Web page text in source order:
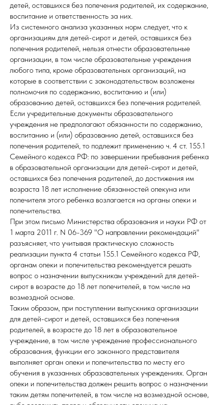
детей, оставшихся без попечения родителей, их содержание,
воспитание и ответственность за них.
Из системного анализа указанных норм следует, что к
организациям для детей-сирот и детей, оставшихся без
попечения родителей, нельзя отнести образовательные
организации, в том числе образовательные учреждения
любого типа, кроме образовательных организаций, на
которые в соответствии с законодательством возложены
полномочия по содержанию, воспитанию и (или)
образованию детей, оставшихся без попечения родителей.
Если учредительные документы образовательного
учреждения не предполагают обязанности по содержанию,
воспитанию и (или) образованию детей, оставшихся без
попечения родителей, то подлежит применению ч. 4 ст. 155.1
Семейного кодекса РФ: по завершении пребывания ребенка
в образовательной организации для детей-сирот и детей,
оставшихся без попечения родителей, до достижения им
возраста 18 лет исполнение обязанностей опекуна или
попечителя этого ребенка возлагается на органы опеки и
попечительства.
При этом письмо Министерства образования и науки РФ от
1 марта 2011 г. N 06-369 "О направлении рекомендаций"
разъясняет, что учитывая практическую сложность
реализации пункта 4 статьи 155.1 Семейного кодекса РФ,
органам опеки и попечительства рекомендуется решать
вопрос о назначении выпускникам учреждений для детей-
сирот в возрасте до 18 лет попечителей, в том числе на
возмездной основе.
Таким образом, при поступлении выпускника организации
для детей-сирот и детей, оставшихся без попечения
родителей, в возрасте до 18 лет в образовательное
учреждение, в том числе учреждение профессионального
образования, функции его законного представителя
выполняет орган опеки и попечительства по месту его
обучения в указанных образовательных учреждениях. Орган
опеки и попечительства должен решить вопрос о назначении
таким детям попечителей, в том числе на возмездной основе,